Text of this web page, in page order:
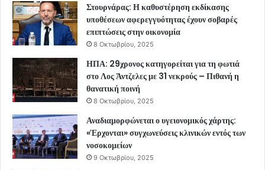
Στουρνάρας: Η καθυστέρηση εκδίκασης
υποθέσεων αφερεγγυότητας έχουν σοβαρές
επιπτώσεις στην οικονομία
8 Οκτωβρίου, 2025
ΗΠΑ: 29χρονος κατηγορείται για τη φωτιά
στο Λος Άντζελες με 31 νεκρούς – Πιθανή η
θανατική ποινή
8 Οκτωβρίου, 2025
Αναδιαμορφώνεται ο υγειονομικός χάρτης:
«Έρχονται» συγχωνεύσεις κλινικών εντός των
νοσοκομείων
9 Οκτωβρίου, 2025